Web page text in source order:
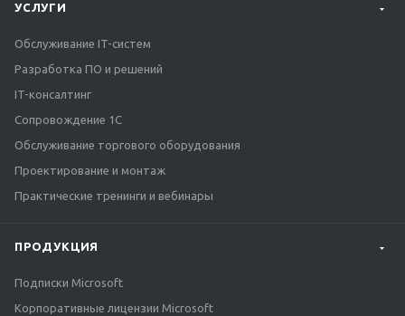
УСЛУГИ
Обслуживание IT-систем
Разработка ПО и решений
IT-консалтинг
Сопровождение 1С
Обслуживание торгового оборудования
Проектирование и монтаж
Практические тренинги и вебинары
ПРОДУКЦИЯ
Подписки Microsoft
Корпоративные лицензии Microsoft